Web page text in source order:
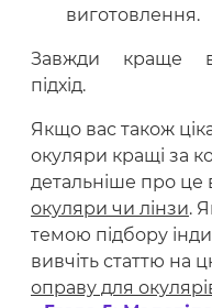
виготовлення.
Завжди краще
підхід.
Якщо вас також
окуляри кращі за
детальніше про це
окуляри чи лінзи.
темою підбору
вивчіть статтю на
оправу для